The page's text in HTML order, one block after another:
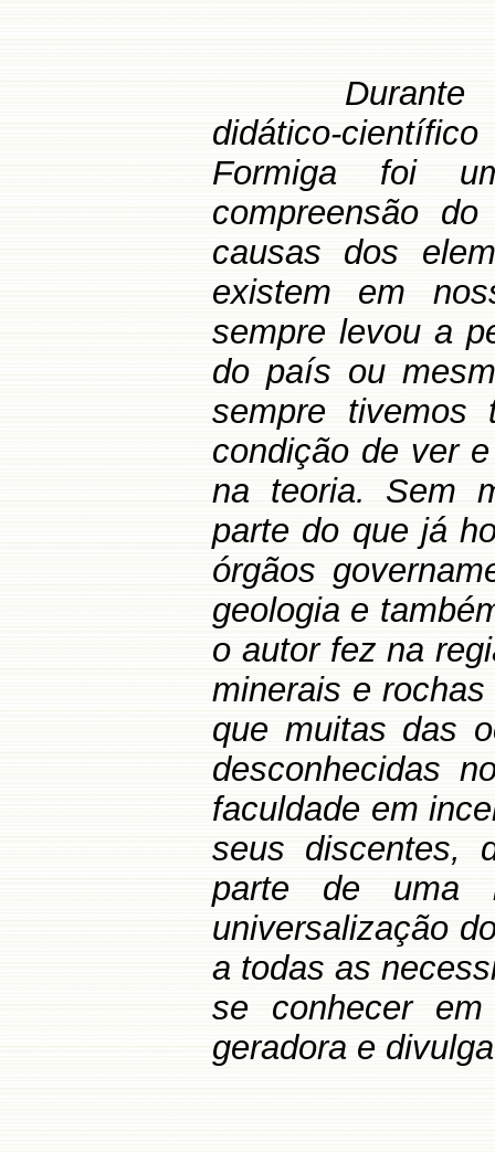
didático-
Formiga foi
compreensão
causas dos
existem em
sempre levou a
do país ou
sempre
condição de ver
na teoria. Sem
parte do que já
órgãos
geologia e
o autor fez na
minerais e
que muitas das
desconhecidas
faculdade em
seus discentes,
parte de uma
universalização
a todas as
se conhecer
geradora e